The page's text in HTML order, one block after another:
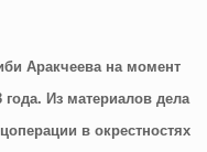
Аракчеева на момент
Из материалов дела
в окрестностях